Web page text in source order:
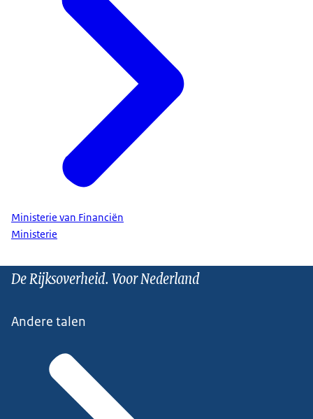
Ministerie van Financiën
Ministerie
De Rijksoverheid. Voor Nederland
Andere talen